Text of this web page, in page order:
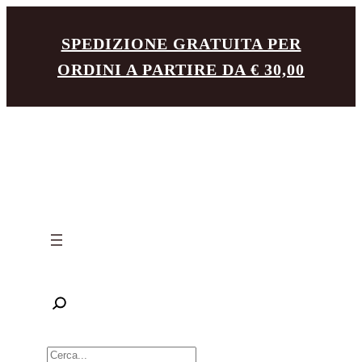
contenuto
SPEDIZIONE GRATUITA PER
ORDINI A PARTIRE DA € 30,00
R